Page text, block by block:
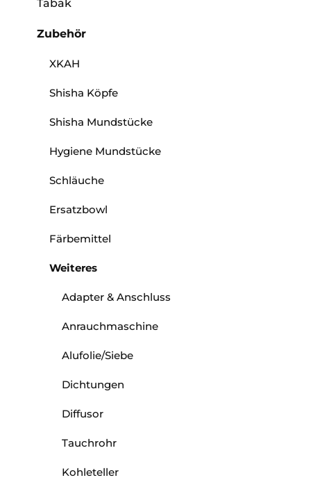
Tabak
Zubehör
XKAH
Shisha Köpfe
Shisha Mundstücke
Hygiene Mundstücke
Schläuche
Ersatzbowl
Färbemittel
Weiteres
Adapter & Anschluss
Anrauchmaschine
Alufolie/Siebe
Dichtungen
Diffusor
Tauchrohr
Kohleteller